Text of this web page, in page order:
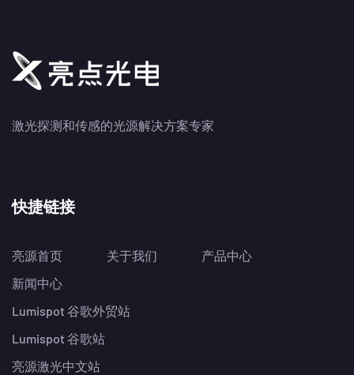
激光探测和传感的光源解决方案专家
快捷链接
亮源首页 关于我们
产品中心
新闻中心
Lumispot 谷歌外贸站
Lumispot 谷歌站
亮源激光中文站